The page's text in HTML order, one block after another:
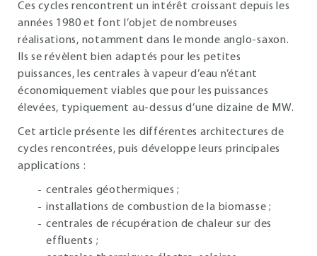
Ces cycles rencontrent un intérêt croissant depuis les
années 1980 et font l’objet de nombreuses
réalisations, notamment dans le monde anglo-saxon.
Ils se révèlent bien adaptés pour les petites
puissances, les centrales à vapeur d’eau n’étant
économiquement viables que pour les puissances
élevées, typiquement au-dessus d’une dizaine de MW.
Cet article présente les différentes architectures de
cycles rencontrées, puis développe leurs principales
applications :
centrales géothermiques ;
installations de combustion de la biomasse ;
centrales de récupération de chaleur sur des
effluents ;